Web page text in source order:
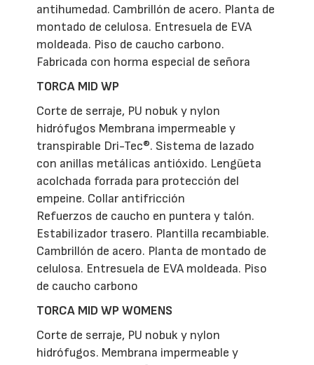
antihumedad. Cambrillón de acero. Planta de
montado de celulosa. Entresuela de EVA
moldeada. Piso de caucho carbono.
Fabricada con horma especial de señora
TORCA MID WP
Corte de serraje, PU nobuk y nylon
hidrófugos Membrana impermeable y
transpirable Dri-Tec®. Sistema de lazado
con anillas metálicas antióxido. Lengüeta
acolchada forrada para protección del
empeine. Collar antifricción
Refuerzos de caucho en puntera y talón.
Estabilizador trasero. Plantilla recambiable.
Cambrillón de acero. Planta de montado de
celulosa. Entresuela de EVA moldeada. Piso
de caucho carbono
TORCA MID WP WOMENS
Corte de serraje, PU nobuk y nylon
hidrófugos. Membrana impermeable y